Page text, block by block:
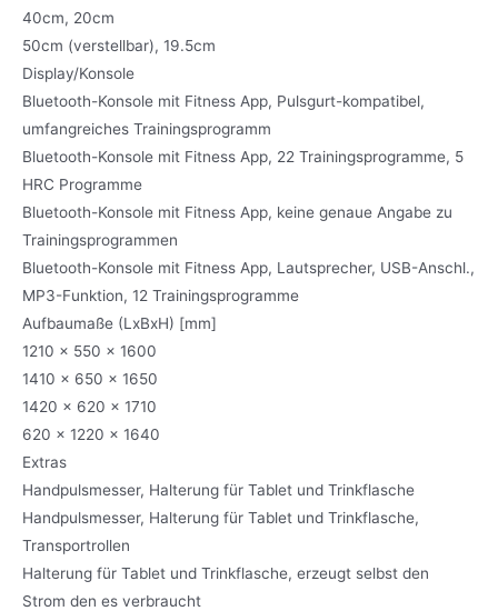
40cm, 20cm
50cm (verstellbar), 19.5cm
Display/Konsole
Bluetooth-Konsole mit Fitness App, Pulsgurt-kompatibel,
umfangreiches Trainingsprogramm
Bluetooth-Konsole mit Fitness App, 22 Trainingsprogramme, 5
HRC Programme
Bluetooth-Konsole mit Fitness App, keine genaue Angabe zu
Trainingsprogrammen
Bluetooth-Konsole mit Fitness App, Lautsprecher, USB-Anschl.,
MP3-Funktion, 12 Trainingsprogramme
Aufbaumaße (LxBxH) [mm]
1210 x 550 x 1600
1410 x 650 x 1650
1420 x 620 x 1710
620 x 1220 x 1640
Extras
Handpulsmesser, Halterung für Tablet und Trinkflasche
Handpulsmesser, Halterung für Tablet und Trinkflasche,
Transportrollen
Halterung für Tablet und Trinkflasche, erzeugt selbst den
Strom den es verbraucht